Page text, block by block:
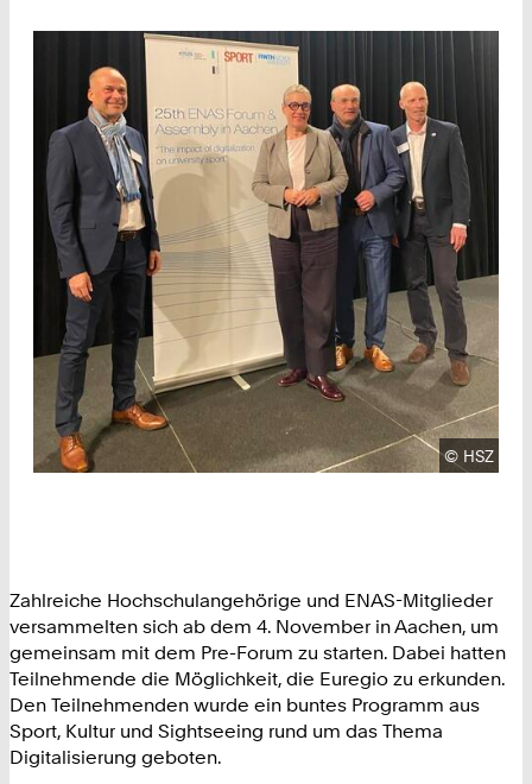
© HSZ
Zahlreiche Hochschulangehörige und ENAS-Mitglieder
versammelten sich ab dem 4. November in Aachen, um
gemeinsam mit dem Pre-Forum zu starten. Dabei hatten
Teilnehmende die Möglichkeit, die Euregio zu erkunden.
Den Teilnehmenden wurde ein buntes Programm aus
Sport, Kultur und Sightseeing rund um das Thema
Digitalisierung geboten.